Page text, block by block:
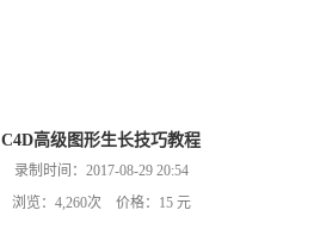
C4D高级图形生长技巧教程
录制时间：2017-08-29 20:54
浏览：4,260次 价格：15 元